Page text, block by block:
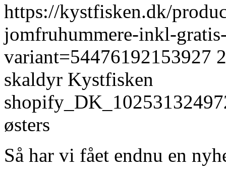
https://kystfisken.dk/
jomfruhummere-inkl-
variant=54476192153927
skaldyr Kystfisken
østers
Så har vi fået endnu en